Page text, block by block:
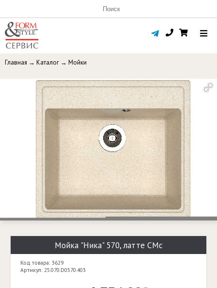
Главная → Каталог → Мойки
Мойка "Ника" 570, латте СМс
Код товара: 3629
Артикул: 25.070.D0570.403